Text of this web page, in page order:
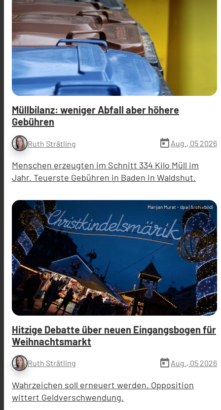
Müllbilanz: weniger Abfall aber höhere
Gebühren
Ruth Strätling today Aug., 05 2026
Menschen erzeugten im Schnitt 334 Kilo Müll im
Jahr. Teuerste Gebühren in Baden in Waldshut.
Marijan Murat - dpa (Archivbild)
Hitzige Debatte über neuen Eingangsbogen für
Weihnachtsmarkt
Ruth Strätling today Aug., 05 2026
Wahrzeichen soll erneuert werden. Opposition
wittert Geldverschwendung.